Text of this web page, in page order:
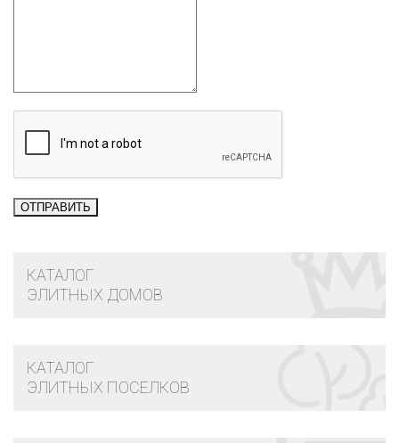
КАТАЛОГ
ЭЛИТНЫХ ДОМОВ
КАТАЛОГ
ЭЛИТНЫХ ПОСЕЛКОВ